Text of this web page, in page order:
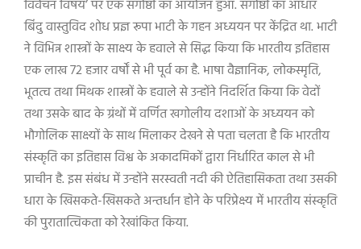
विवेचन विषय’ पर एक संगोष्ठी का आयोजन हुआ. संगोष्ठी का आधार
बिंदु वास्तुविद शोध प्रज्ञ रूपा भाटी के गहन अध्ययन पर केंद्रित था. भाटी
ने विभिन्न शास्त्रों के साक्ष्य के हवाले से सिद्ध किया कि भारतीय इतिहास
एक लाख 72 हजार वर्षों से भी पूर्व का है. भाषा वैज्ञानिक, लोकस्मृति,
भूतत्व तथा मिथक शास्त्रों के हवाले से उन्होंने निदर्शित किया कि वेदों
तथा उसके बाद के ग्रंथों में वर्णित खगोलीय दशाओं के अध्ययन को
भौगोलिक साक्ष्यों के साथ मिलाकर देखने से पता चलता है कि भारतीय
संस्कृति का इतिहास विश्व के अकादमिकों द्वारा निर्धारित काल से भी
प्राचीन है. इस संबंध में उन्होंने सरस्वती नदी की ऐतिहासिकता तथा उसकी
धारा के खिसकते-खिसकते अन्तर्धान होने के परिप्रेक्ष्य में भारतीय संस्कृति
की पुरातात्विकता को रेखांकित किया.